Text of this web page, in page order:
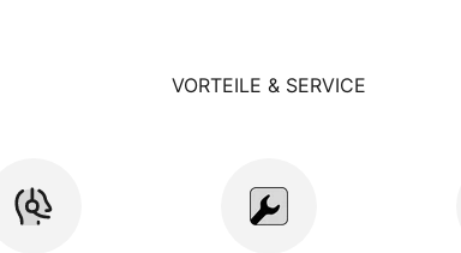
VORTEILE & SERVICE